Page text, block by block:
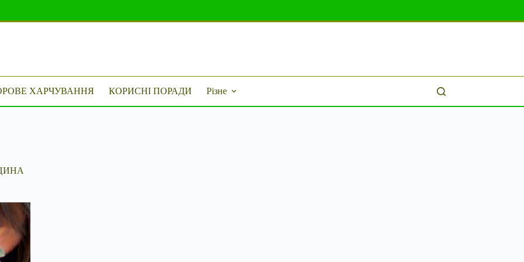
ХАРЧУВАННЯ КОРИСНІ ПОРАДИ Різне